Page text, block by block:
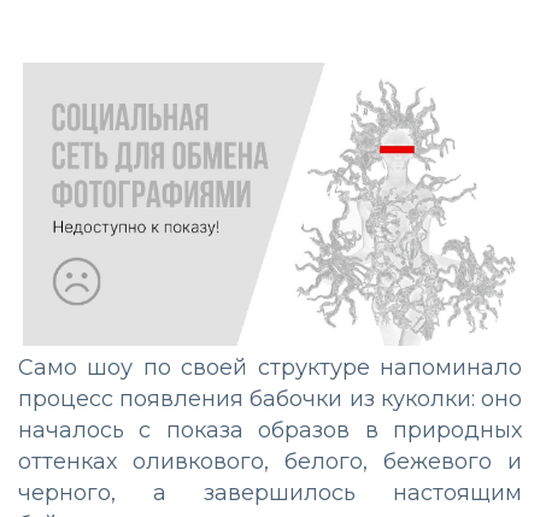
Само шоу по своей структуре напоминало
процесс появления бабочки из куколки: оно
началось с показа образов в природных
оттенках оливкового, белого, бежевого и
черного, а завершилось настоящим